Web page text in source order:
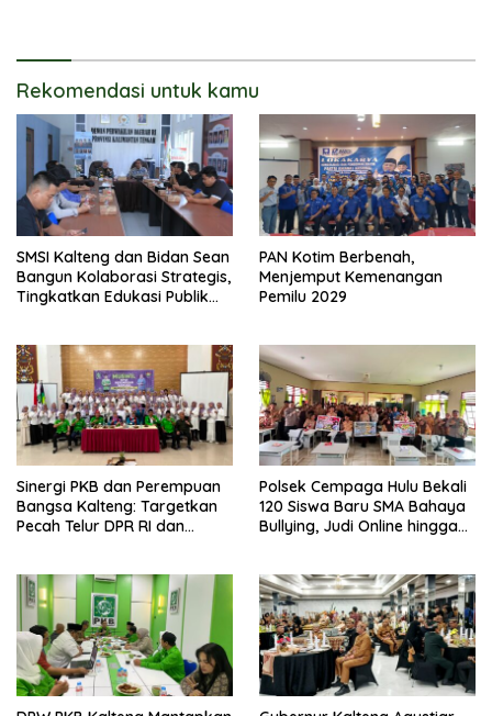
Rekomendasi untuk kamu
SMSI Kalteng dan Bidan Sean
Bangun Kolaborasi Strategis,
Tingkatkan Edukasi Publik
PAN Kotim Berbenah,
Menjemput Kemenangan
Pemilu 2029
Sinergi PKB dan Perempuan
Bangsa Kalteng: Targetkan
Pecah Telur DPR RI dan
Polsek Cempaga Hulu Bekali
120 Siswa Baru SMA Bahaya
Bullying, Judi Online hingga